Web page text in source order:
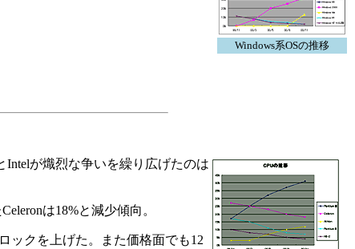
Windows系OSの推移
Intelが熾烈な争いを繰り広げたのは
は18%と減少傾向。
ックを上げた。また価格面でも12